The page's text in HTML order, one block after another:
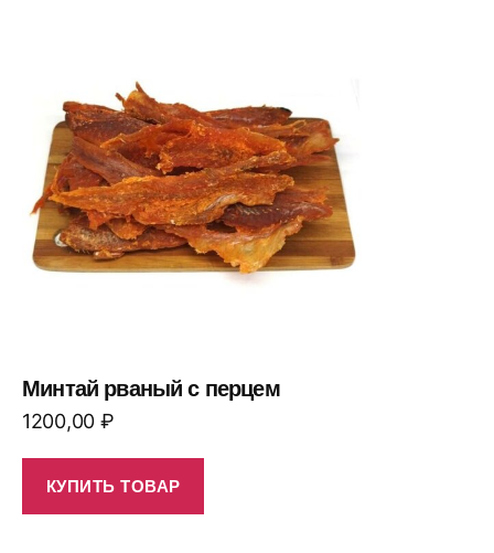
Минтай рваный с перцем
1200,00 ₽
КУПИТЬ ТОВАР